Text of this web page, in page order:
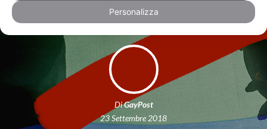
DiGayPost
23 Settembre 2018
Personalizza